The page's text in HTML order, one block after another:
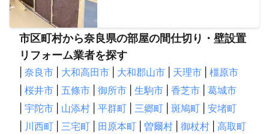
市区町村から奈良県の部屋の間仕切り・壁設置
リフォーム業者を探す
奈良市 大和高田市 大和郡山市 天理市
橿原市
桜井市 五條市 御所市 生駒市 香芝市
葛城市
宇陀市 山添村 平群町 三郷町 斑鳩町
安堵町
川西町 三宅町 田原本町 曽爾村 御杖村
高取町